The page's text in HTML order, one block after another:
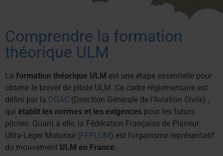
Comprendre la formation
théorique ULM
La formation théorique ULM est une étape essentielle pour
obtenir le brevet de pilote ULM. Ce cadre réglementaire est
défini par la DGAC (Direction Générale de l’Aviation Civile) ,
qui établit les normes et les exigences pour les futurs
pilotes. Quant à elle, la Fédération Française de Planeur
Ultra-Léger Motorisé (FFPLUM) est l’organisme représentatif
du mouvement ULM en France